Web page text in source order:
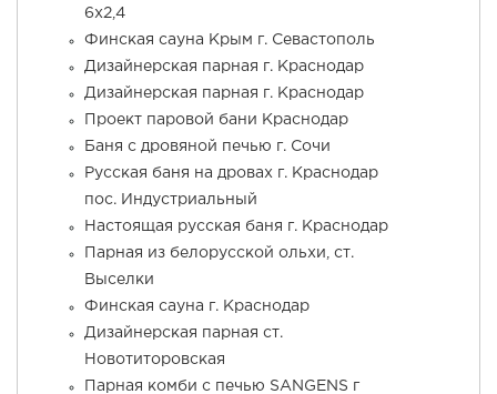
6x2,4
Финская сауна Крым г. Севастополь
Дизайнерская парная г. Краснодар
Дизайнерская парная г. Краснодар
Проект паровой бани Краснодар
Баня с дровяной печью г. Сочи
Русская баня на дровах г. Краснодар
пос. Индустриальный
Настоящая русская баня г. Краснодар
Парная из белорусской ольхи, ст.
Выселки
Финская сауна г. Краснодар
Дизайнерская парная ст.
Новотиторовская
Парная комби с печью SANGENS г